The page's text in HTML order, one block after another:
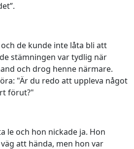
de kunde inte låta bli att
stämningen var tydlig när
och drog henne närmare.
"Är du redo att uppleva något
förut?"
le och hon nickade ja. Hon
att hända, men hon var